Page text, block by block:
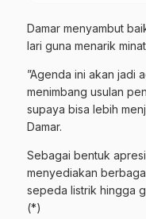
Damar menyambut
lari guna menarik
​”Agenda ini akan jadi
menimbang usulan
supaya bisa lebih
Damar.
​Sebagai bentuk
menyediakan
sepeda listrik hingga
(*)